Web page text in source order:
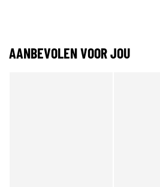
AANBEVOLEN VOOR JOU